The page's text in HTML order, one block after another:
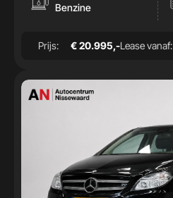
Benzine
Prijs: € 20.995,-Lease vanaf: